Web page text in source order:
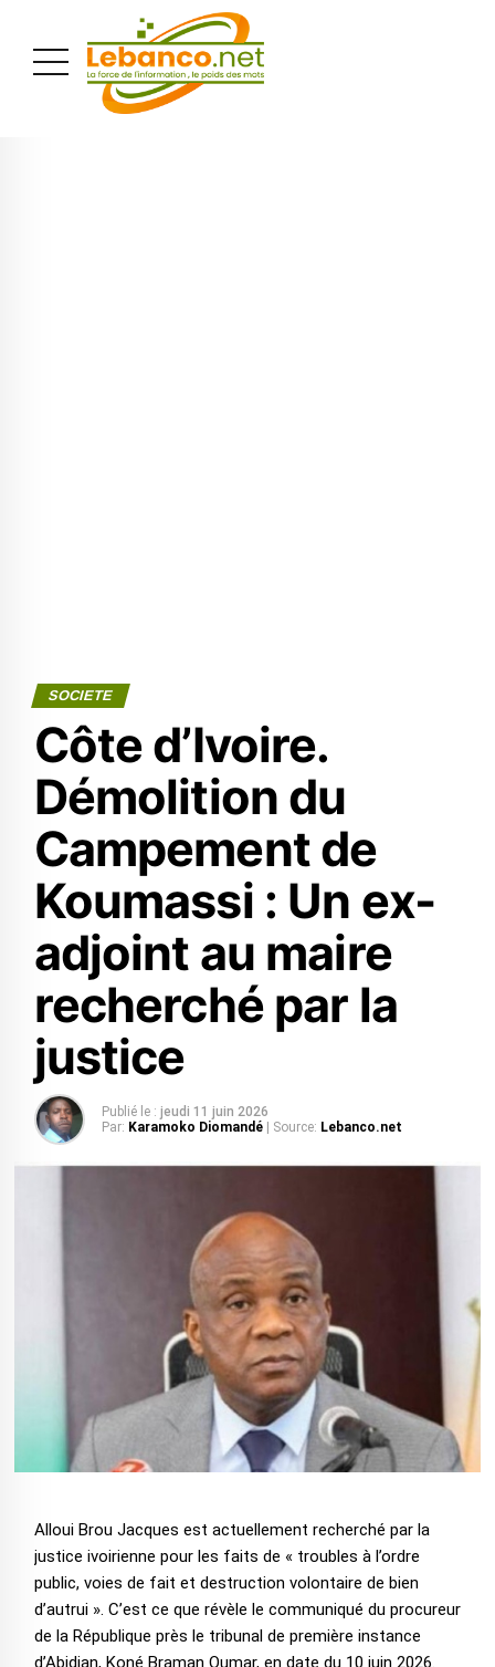
SOCIETE
Côte d’Ivoire.
Démolition du
Campement de
Koumassi : Un ex-
adjoint au maire
recherché par la
justice
Publié le : jeudi 11 juin 2026
Par: Karamoko Diomandé | Source: Lebanco.net
Alloui Brou Jacques est actuellement recherché par la
justice ivoirienne pour les faits de « troubles à l’ordre
public, voies de fait et destruction volontaire de bien
d’autrui ». C’est ce que révèle le communiqué du procureur
de la République près le tribunal de première instance
d’Abidjan, Koné Braman Oumar, en date du 10 juin 2026.